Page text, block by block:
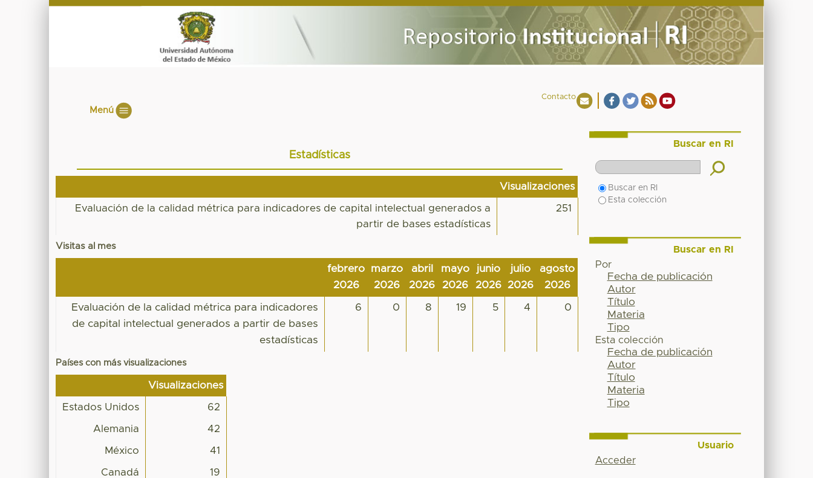
Contacto
Menú
Estadísticas
Visualizaciones
Evaluación de la calidad métrica para indicadores de capital intelectual generados a
partir de bases estadísticas
251
Visitas al mes
febrero
2026
marzo
2026
abril
2026
mayo
2026
junio
2026
julio
2026
agosto
2026
Evaluación de la calidad métrica para indicadores
de capital intelectual generados a partir de bases
estadísticas
6 0 8 19 5 4 0
Países con más visualizaciones
Visualizaciones
Estados Unidos 62
Alemania 42
México 41
Canadá 19
Buscar en RI
Buscar en RI
Esta colección
Buscar en RI
Por
Fecha de publicación
Autor
Título
Materia
Tipo
Esta colección
Fecha de publicación
Autor
Título
Materia
Tipo
Usuario
Acceder